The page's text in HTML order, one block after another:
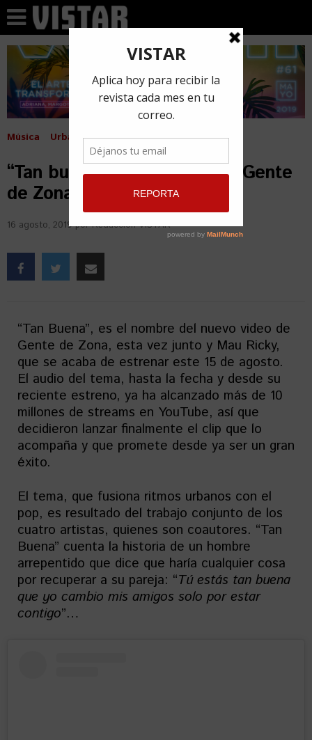
Música Urbano
“Tan buena”, nuevo video de Gente
de Zona, junto a Mau y Ricky
16 agosto, 2019 porRedacción VISTAR
“Tan Buena”, es el nombre del nuevo video de
Gente de Zona, esta vez junto y Mau Ricky,
que se acaba de estrenar este 15 de agosto.
El audio del tema, hasta la fecha y desde su
reciente estreno, ya ha alcanzado más de 10
millones de streams en YouTube, así que
decidieron lanzar finalmente el clip que lo
acompaña y que promete desde ya ser un gran
éxito.
El tema, que fusiona ritmos urbanos con el
pop, es resultado del trabajo conjunto de los
cuatro artistas, quienes son coautores. “Tan
Buena” cuenta la historia de un hombre
arrepentido que dice que haría cualquier cosa
por recuperar a su pareja: “Tú estás tan buena
que yo cambio mis amigos solo por estar
contigo”…